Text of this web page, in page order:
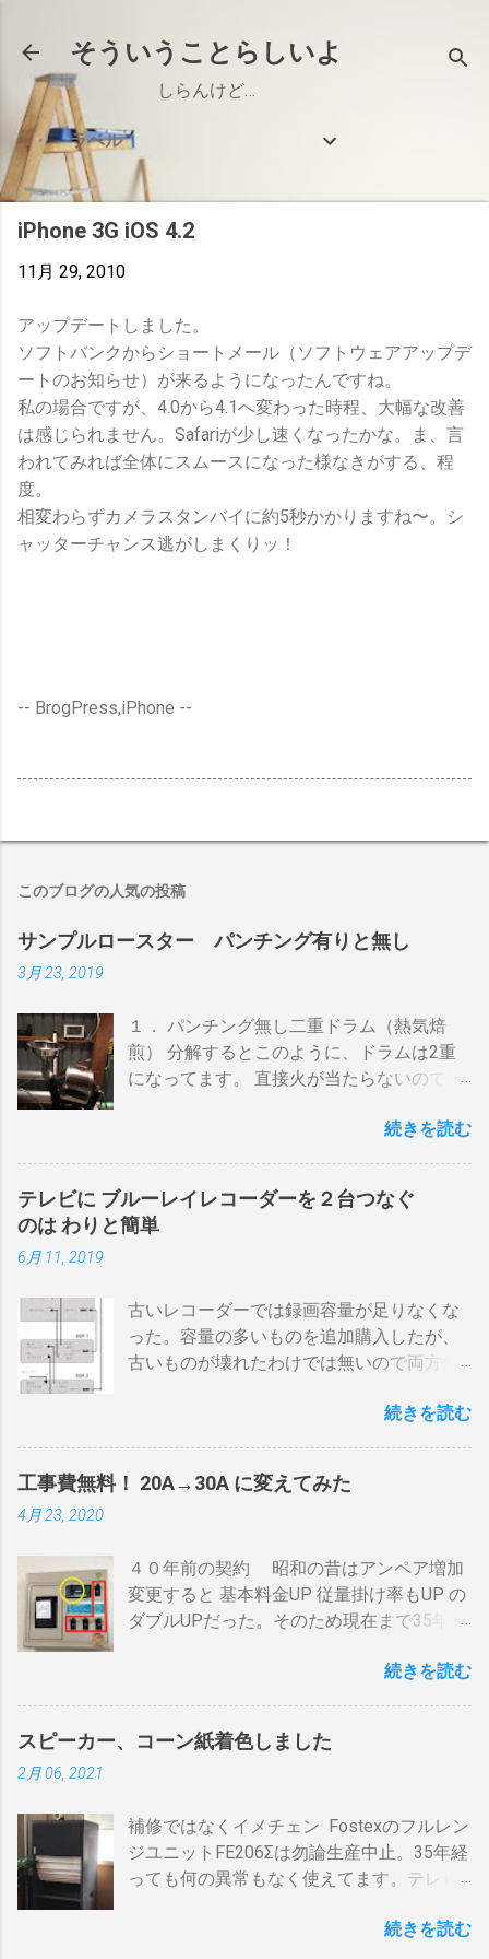
そういうことらしいよ
しらんけど…
ラベル
iPhone 3G iOS 4.2
11月 29, 2010
アップデートしました。
ソフトバンクからショートメール（ソフトウェアアップデ
ートのお知らせ）が来るようになったんですね。
私の場合ですが、4.0から4.1へ変わった時程、大幅な改善
は感じられません。Safariが少し速くなったかな。ま、言
われてみれば全体にスムースになった様なきがする、程
度。
相変わらずカメラスタンバイに約5秒かかりますね〜。シ
ャッターチャンス逃がしまくりッ！
-- BrogPress,iPhone --
このブログの人気の投稿
サンプルロースター パンチング有りと無し
3月 23, 2019
１． パンチング無し二重ドラム（熱気焙
煎） 分解するとこのように、ドラムは2重
になってます。 直接火が当たらないので温
温度計が使える（ドラム内の温度が測れ
ドラムだから熱伝導に時間がかかる） 多少
の蓄熱効果はある チャフが飛び散らない 焙
煎中、外気温や風による温度変化は殆どな
げても即座に反応しない ガスコンロでは熱
量に限界があり１ハゼ８分以内でなら200g
前後が限界。 300g以上はガスコンロの強火
煎は無理。 外側ドラム→空気層→内側ドラ
ムの順で熱が伝わるので、温度変化には時
間がかかります。それを予測したうえでの
煎りあがりのタイミングを考慮しなくては
火傷や洋服の焦げにも注意が必要です。 2
重ドラムで通気性が殆ど無い とうこと。熱
し難く冷めにくいのが特徴。 ２．パンチン
早い話が「 回転式炙り焼き 」です。熱は素
通りで蓄熱は不可。ガスコンロの炎がその
まま反映します。中火で200gなら6分程度
勿論焦げます。放置すれば燃えます。風に
よる炎の揺れや、ドラムに風が入るとすぐ
温度が下がります。 メリット 火力に対する
反応が早い。（蓄熱はゼロ） 二重ドラムに
比べて短時間で焙煎できる チャフがドラム
の中に溜まらない デメリット ザルのように
続きを読む
テレビに ブルーレイレコーダーを２台つなぐ
のは わりと簡単
6月 11, 2019
古いレコーダーでは録画容量が足りなくな
った。容量の多いものを追加購入したが、
古いものが壊れたわけでは無いので両方使
利用する） アンテナ→BDR２→BDR１→テ
「 BDR 」と略します。 アンテナ信号は、
それぞれのアンテナ入力から出力へと繰り
るとアンテナ信号が弱まりアンテナ利得が
落ち、増幅器が必要になるでしょう。 壁の
アンテナ端子から「地上波」と「 BS 」に
波の接続（アンテナケーブル２本必要）※
１ 地上波のアンテナケーブルをBDR２の
「地上波アンテナ入力」端子へ接続 BDR２
の地上波の「テレビへ（出力）」端子と
（出力）」端子とテレビの「地上デジタ
ル」端子をアンテナケーブルで接続しま
す。 BSの接続（アンテナケーブル２本必
「BSアンテナ入力」端子へ接続 BDR２の
続きを読む
工事費無料！ 20A→30A に変えてみた
4月 23, 2020
４０年前の契約 昭和の昔はアンペア増加
変更すると 基本料金UP 従量掛け率もUP の
ダブルUPだった。そのため現在まで35年
力のHPで容量シュミレーションで我が家の
気毛布２、エアコン、FFクリーンヒータ
ー・電気ストーブ、ドライヤー、照明15、
２・トースター、炊飯器・・・・。 を合計
してみると 「70アンペア必要」 と表示され
た。７０アンペアは高額になりそうで流石
ーカー、赤色が安全ブレーカー。安全ブレ
続きを読む
スピーカー、コーン紙着色しました
2月 06, 2021
補修ではなくイメチェン Fostexのフルレン
ジユニットFE206Σは勿論生産中止。35年経
っても何の異常もなく使えてます。テレビ
で使ってます。リタイヤしてからは音量を
続きを読む